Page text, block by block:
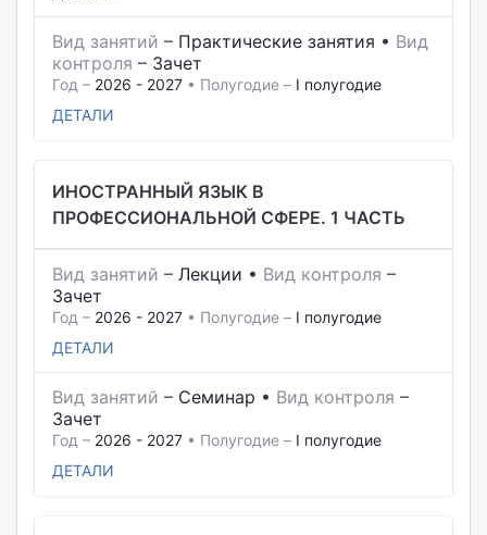
Вид занятий – Практические занятия • Вид
контроля – Зачет
Год – 2026 - 2027 • Полугодие – I полугодие
ДЕТАЛИ
ИНОСТРАННЫЙ ЯЗЫК В
ПРОФЕССИОНАЛЬНОЙ СФЕРЕ. 1 ЧАСТЬ
Вид занятий – Лекции • Вид контроля –
Зачет
Год – 2026 - 2027 • Полугодие – I полугодие
ДЕТАЛИ
Вид занятий – Семинар • Вид контроля –
Зачет
Год – 2026 - 2027 • Полугодие – I полугодие
ДЕТАЛИ